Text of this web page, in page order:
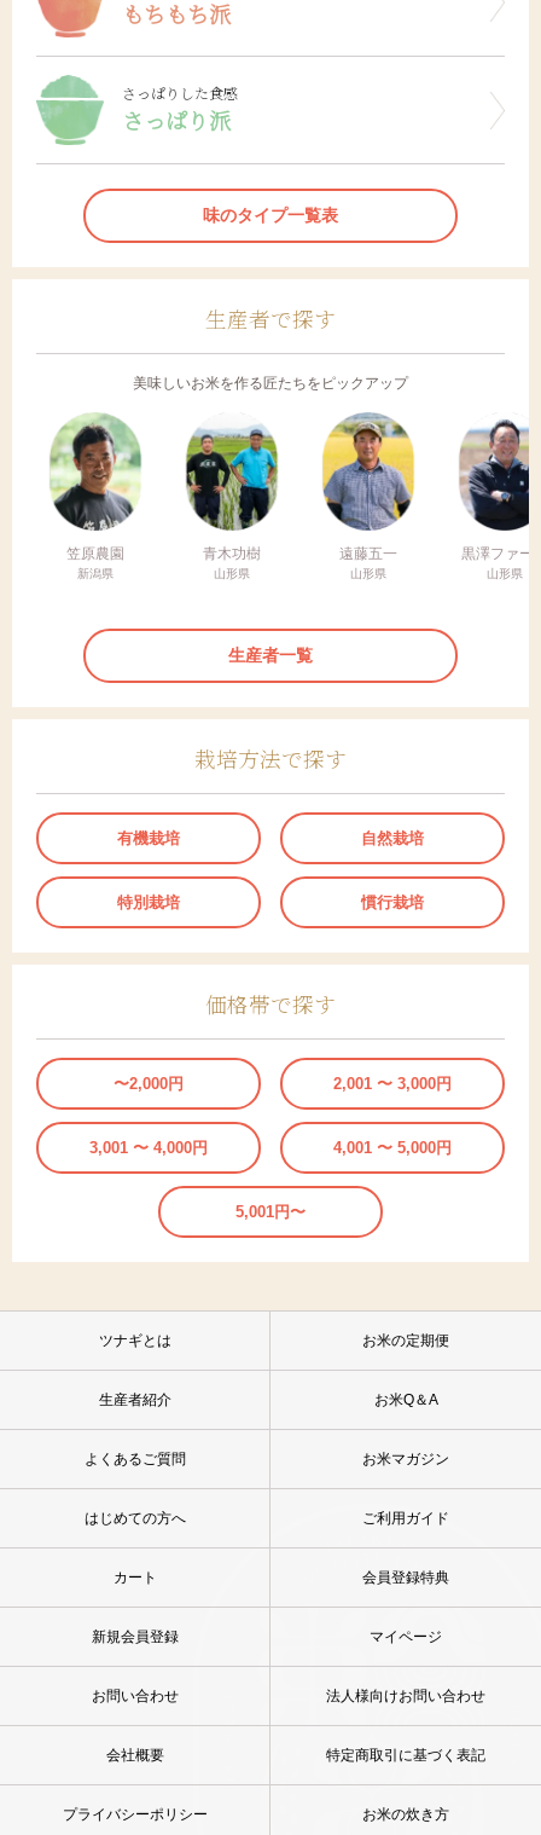
もちもち派
さっぱりした食感
さっぱり派
味のタイプ一覧表
生産者で探す
美味しいお米を作る匠たちをピックアップ
笠原農園
新潟県
青木功樹
山形県
遠藤五一
山形県
黒澤ファー
山形県
生産者一覧
栽培方法で探す
有機栽培 自然栽培
特別栽培 慣行栽培
価格帯で探す
〜2,000円 2,001 〜 3,000円
3,001 〜 4,000円 4,001 〜 5,000円
5,001円〜
ツナギとは お米の定期便
生産者紹介 お米Q＆A
よくあるご質問 お米マガジン
はじめての方へ ご利用ガイド
カート 会員登録特典
新規会員登録 マイページ
お問い合わせ 法人様向けお問い合わせ
会社概要 特定商取引に基づく表記
プライバシーポリシー お米の炊き方